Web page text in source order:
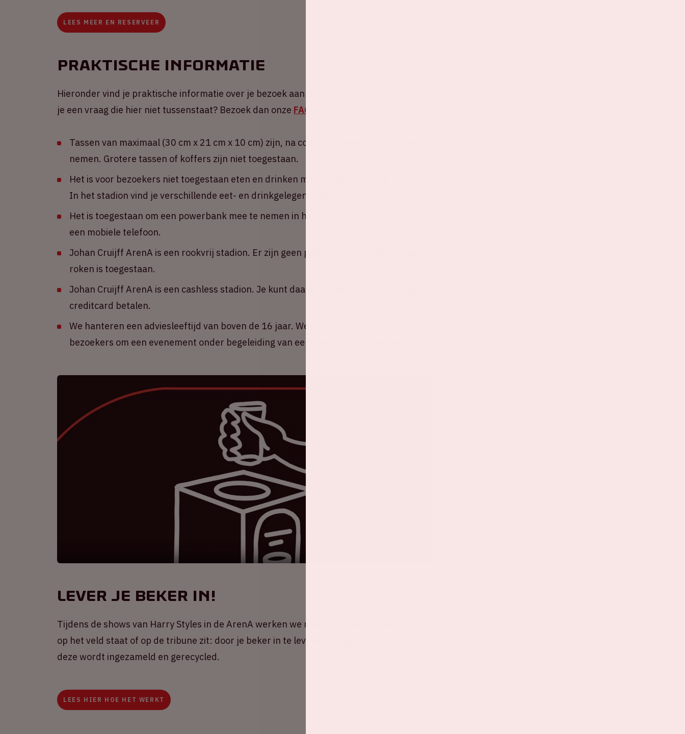
LEES MEER EN RESERVEER
Praktische informatie
Hieronder vind je praktische informatie over je bezoek aan de Johan Cruijff ArenA. Heb
je een vraag die hier niet tussenstaat? Bezoek dan onze FAQ
Tassen van maximaal (30 cm x 21 cm x 10 cm) zijn, na controle, toegestaan om mee te
nemen. Grotere tassen of koffers zijn niet toegestaan.
Het is voor bezoekers niet toegestaan eten en drinken mee het stadion in te nemen.
In het stadion vind je verschillende eet- en drinkgelegenheden.
Het is toegestaan om een powerbank mee te nemen in het stadion, niet groter dan
een mobiele telefoon.
Johan Cruijff ArenA is een rookvrij stadion. Er zijn geen plekken in het stadion waar
roken is toegestaan.
Johan Cruijff ArenA is een cashless stadion. Je kunt daarom alleen met je bankpas of
creditcard betalen.
We hanteren een adviesleeftijd van boven de 16 jaar. We adviseren jongere
bezoekers om een evenement onder begeleiding van een meerderjarige te bezoeken.
Lever je beker in!
Tijdens de shows van Harry Styles in de ArenA werken we met een bekersysteem. Of je
op het veld staat of op de tribune zit: door je beker in te leveren, zorgen we samen dat
deze wordt ingezameld en gerecycled.
LEES HIER HOE HET WERKT